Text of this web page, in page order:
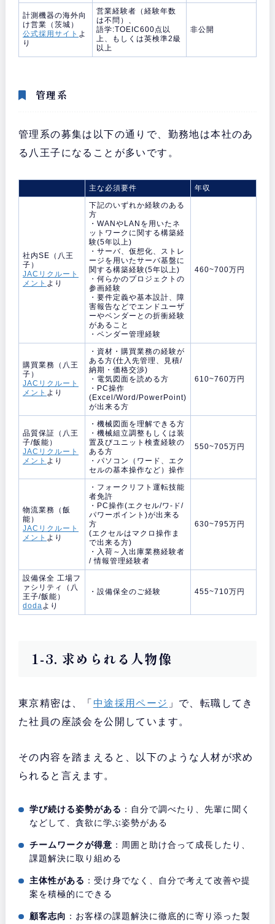
計測機器の海外向
け営業（茨城）
公式採用サイト よ
り
営業経験者（経験年数
は不問）、
語学:TOEIC600点以
上、もしくは英検準2級
以上
非公開
管理系
管理系の募集は以下の通りで、勤務地は本社のあ
る八王子になることが多いです。
主な必須要件 年収
社内SE（八王
子）
JACリクルート
メント より
下記のいずれか経験のある
方
・WANやLANを用いたネ
ットワークに関する構築経
験(5年以上)
・サーバ、仮想化、ストレ
ージを用いたサーバ基盤に
関する構築経験(5年以上)
・何らかのプロジェクトの
参画経験
・要件定義や基本設計、障
害報告などでエンドユーザ
ーやベンダーとの折衝経験
があること
・ベンダー管理経験
460~700万円
購買業務（八王
子）
JACリクルート
メント より
・資材・購買業務の経験が
ある方(仕入先管理、見積/
納期・価格交渉)
・電気図面を読める方
・PC操作
(Excel/Word/PowerPoint)
が出来る方
610~760万円
品質保証（八王
子/飯能）
JACリクルート
メント より
・機械図面を理解できる方
・機械組立調整もしくは装
置及びユニット検査経験の
ある方
・パソコン（ワード、エク
セルの基本操作など）操作
550~705万円
物流業務（飯
能）
JACリクルート
メント より
・フォークリフト運転技能
者免許
・PC操作(エクセル/ワ-ド/
パワーポイント)が出来る
方
(エクセルはマクロ操作ま
で出来る方)
・入荷～入出庫業務経験者
/ 情報管理経験者
630~795万円
設備保全 工場フ
ァシリティ（八
王子/飯能）
doda より
・設備保全のご経験 455~710万円
1-3. 求められる人物像
東京精密は、「 中途採用ページ 」で、転職してき
た社員の座談会を公開しています。
その内容を踏まえると、以下のような人材が求め
られると言えます。
学び続ける姿勢がある ：自分で調べたり、先輩に聞く
などして、貪欲に学ぶ姿勢がある
チームワークが得意 ：周囲と助け合って成長したり、
課題解決に取り組める
主体性がある ：受け身でなく、自分で考えて改善や提
案を積極的にできる
顧客志向 ：お客様の課題解決に徹底的に寄り添った製